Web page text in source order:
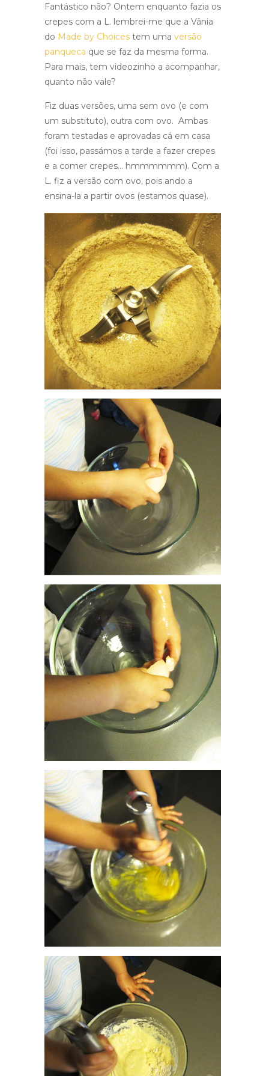
Fantástico não? Ontem enquanto fazia os
crepes com a L. lembrei-me que a Vânia
do Made by Choices tem uma versão
panqueca que se faz da mesma forma.
Para mais, tem videozinho a acompanhar,
quanto não vale?
Fiz duas versões, uma sem ovo (e com
um substituto), outra com ovo. Ambas
foram testadas e aprovadas cá em casa
(foi isso, passámos a tarde a fazer crepes
e a comer crepes… hmmmmmm). Com a
L. fiz a versão com ovo, pois ando a
ensina-la a partir ovos (estamos quase).